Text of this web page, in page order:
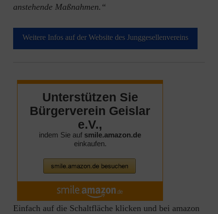
anstehende Maßnahmen.“
Weitere Infos auf der Website des Junggesellenvereins
Einfach auf die Schaltfläche klicken und bei amazon